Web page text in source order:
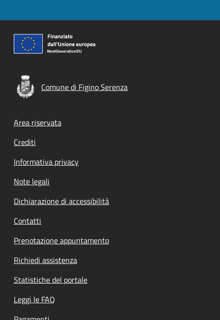
Comune di Figino Serenza
Footer menu
Area riservata
Crediti
Informativa privacy
Note legali
Dichiarazione di accessibilità
Contatti
Prenotazione appuntamento
Richiedi assistenza
Statistiche del portale
Leggi le FAQ